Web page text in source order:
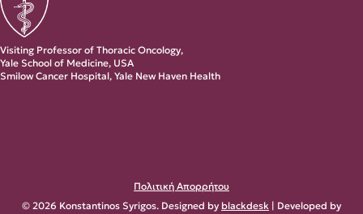
Visiting Professor of Thoracic Oncology,
Yale School of Medicine, USA
Smilow Cancer Hospital, Yale New Haven Health
© 2026 Konstantinos Syrigos. Designed by blackdesk | Developed by
Πολιτική Απορρήτου